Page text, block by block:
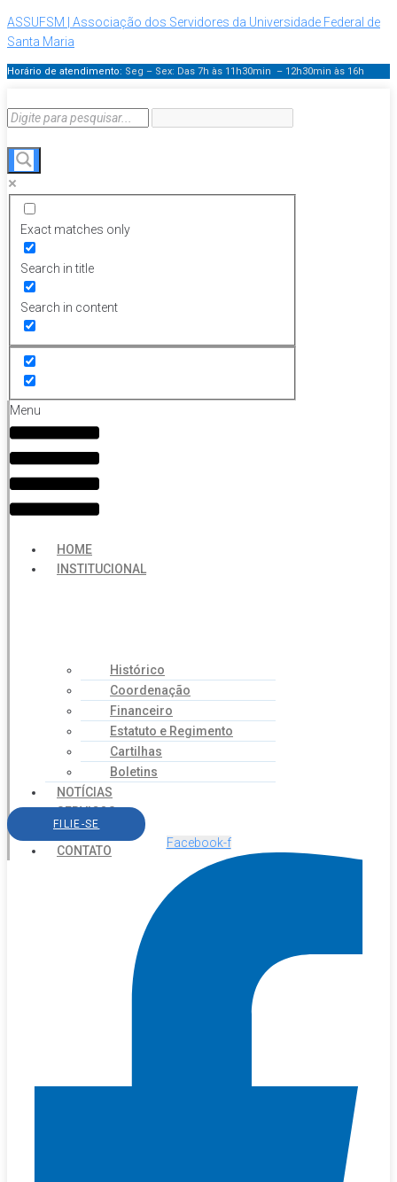
ASSUFSM | Associação dos Servidores da Universidade Federal de
Santa Maria
Horário de atendimento: Seg – Sex: Das 7h às 11h30min – 12h30min às 16h
Exact matches only
Search in title
Search in content
Menu
HOME
INSTITUCIONAL
Histórico
Coordenação
Financeiro
Estatuto e Regimento
Cartilhas
Boletins
NOTÍCIAS
SERVIÇOS
AGENDA
CONTATO
FILIE-SE
Facebook-f